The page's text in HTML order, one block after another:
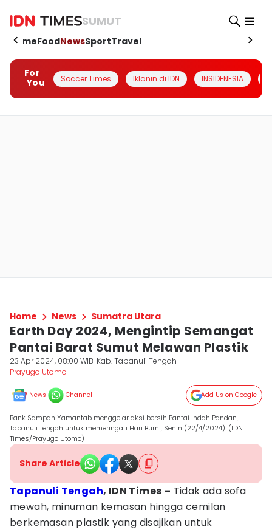
SUMUT
HomeFoodNewsSportTravel
For
You
Soccer Times Iklanin di IDN INSIDENESIA
Home News Sumatra Utara
Earth Day 2024, Mengintip Semangat
Pantai Barat Sumut Melawan Plastik
23 Apr 2024, 08:00 WIB Kab. Tapanuli Tengah
Prayugo Utomo
News Channel Add Us on Google
Bank Sampah Yamantab menggelar aksi bersih Pantai Indah Pandan,
Tapanuli Tengah untuk memeringati Hari Bumi, Senin (22/4/2024). (IDN
Times/Prayugo Utomo)
Share Article
Tapanuli Tengah, IDN Times – Tidak ada sofa
mewah, minuman kemasan hingga cemilan
berkemasan plastik yang disajikan untuk